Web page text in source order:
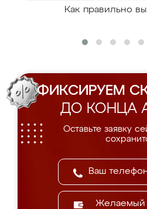
Как правильно
ФИКСИРУЕМ
ДО КОНЦА
Оставьте заявку
Желаемый